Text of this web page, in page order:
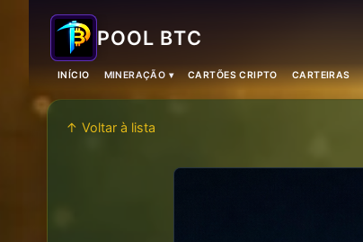
POOL BTC
INÍCIO MINERAÇÃO ▾ CARTÕES CRIPTO CARTEIRAS
↑ Voltar à lista